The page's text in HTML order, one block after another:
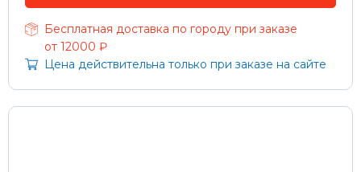
Бесплатная доставка по городу при заказе
от 12000 ₽
Цена действительна только при заказе на сайте